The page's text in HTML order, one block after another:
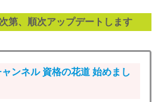
第、順次アップデートします
ンネル 資格の花道 始めまし